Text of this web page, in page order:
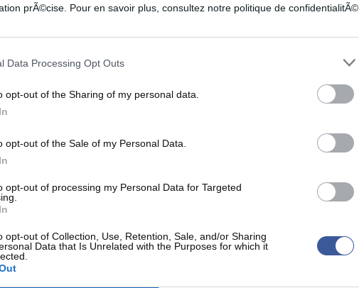
prÃ©cise. Pour en savoir plus, consultez notre politique de confidentialitÃ©.
Data Processing Opt Outs
opt-out of the Sharing of my personal data.
opt-out of the Sale of my Personal Data.
opt-out of processing my Personal Data for Targeted
opt-out of Collection, Use, Retention, Sale, and/or Sharing
Data that Is Unrelated with the Purposes for which it
LA SEMAINE : OKC VA T'IL REFAIRE LE
passer l'armée furieuse. Il y avait
est une légende. Selon les endroits dans
du Moyen-âge, est encore vivace, elle est
cette dévastation à une troupe d’esprits
des chevaux rapides et entourés de chiens
leurs péchés à chevaucher jusque tard dans
moment là. En 2012, après avoir mené 2 à 0,
d' Oklahoma. Alors, 2 ans plus tard,